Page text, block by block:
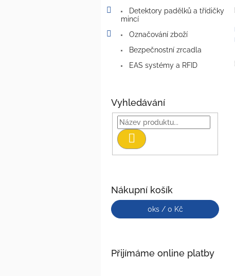
Detektory padělků a třídičky
mincí
Označování zboží
Bezpečnostní zrcadla
EAS systémy a RFID
Vyhledávání
Hledat
Nákupní košík
0ks / 0 Kč
Přijímáme online platby